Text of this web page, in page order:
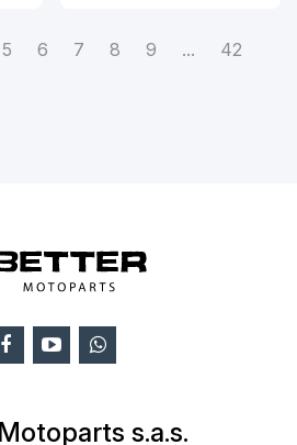
5 6 7 8 9 ... 42
s.a.s.